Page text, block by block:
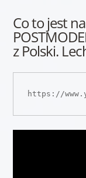
Co to jest
z Polski.
https://